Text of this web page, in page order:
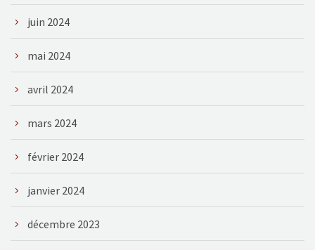
juin 2024
mai 2024
avril 2024
mars 2024
février 2024
janvier 2024
décembre 2023